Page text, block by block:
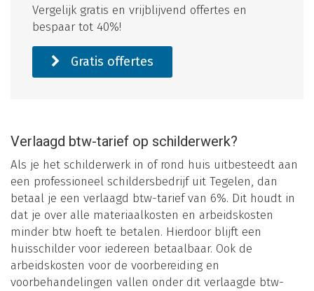
Vergelijk gratis en vrijblijvend offertes en
bespaar tot 40%!
Gratis offertes
Verlaagd btw-tarief op schilderwerk?
Als je het schilderwerk in of rond huis uitbesteedt aan
een professioneel schildersbedrijf uit Tegelen, dan
betaal je een verlaagd btw-tarief van 6%. Dit houdt in
dat je over alle materiaalkosten en arbeidskosten
minder btw hoeft te betalen. Hierdoor blijft een
huisschilder voor iedereen betaalbaar. Ook de
arbeidskosten voor de voorbereiding en
voorbehandelingen vallen onder dit verlaagde btw-